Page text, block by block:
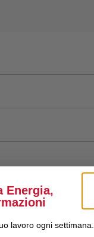
Energia,
lavoro ogni settimana.